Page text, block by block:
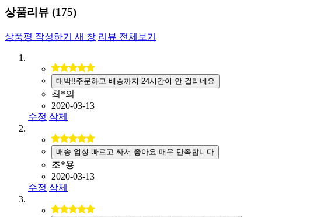
상품리뷰 (175)
상품평 작성하기 새 창 리뷰 전체보기
대박!!주문하고 배송까지 24시간이 안 걸리네요
최*의
2020-03-13
수정 삭제
배송 엄청 빠르고 싸서 좋아요.매우 만족합니다
조*용
2020-03-13
수정 삭제